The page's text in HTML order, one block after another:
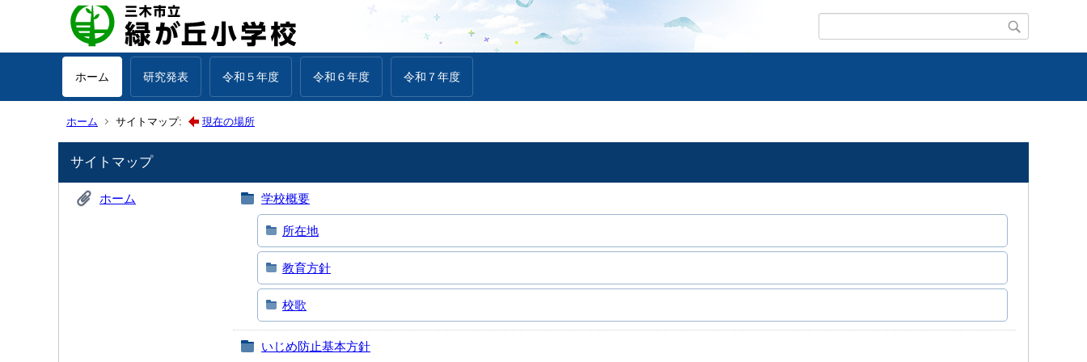
ホーム 研究発表 令和５年度 令和６年度 令和７年度
ホーム サイトマップ: 現在の場所
サイトマップ
ホーム 学校概要
所在地
教育方針
校歌
いじめ防止基本方針